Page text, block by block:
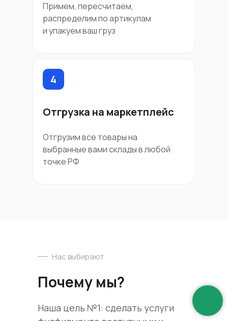
Отгрузка на маркетплейс
Отгрузим все товары на
выбранные вами склады в любой
точке РФ
4
Примем, пересчитаем,
распределим по артикулам
и упакуем ваш груз
Наша цель №1: сделать услуги
Почему мы?
Нас выбирают